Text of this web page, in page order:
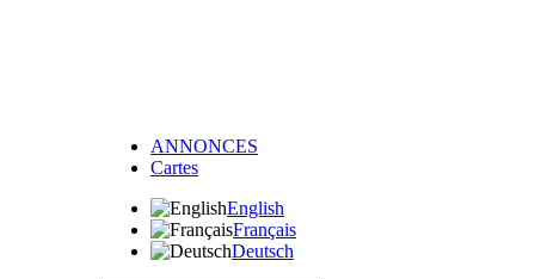
ANNONCES
Cartes
English
Français
Deutsch